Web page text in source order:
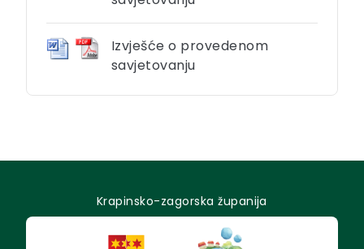
Izvješće o provedenom
savjetovanju
Krapinsko-zagorska županija